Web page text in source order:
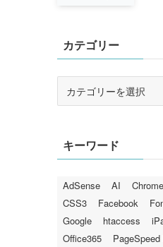
カテゴリー
ーキーワード
AdSense AI Chrome
CSS3
Facebook
Google
htaccess
Office365